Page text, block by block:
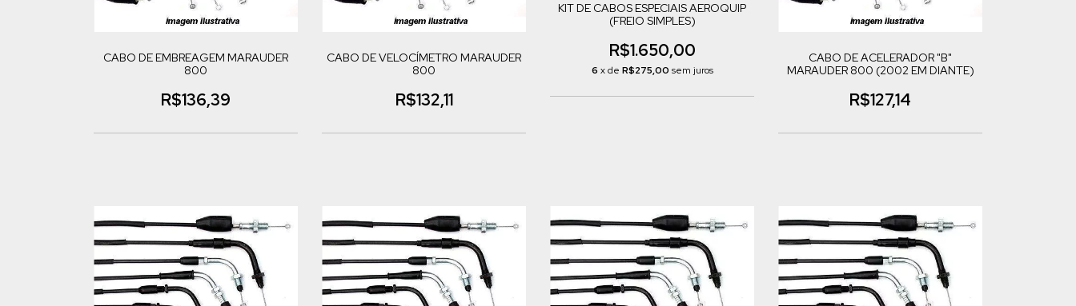
CABO DE EMBREAGEM MARAUDER
800
R$136,39
CABO DE VELOCÍMETRO MARAUDER
800
R$132,11
KIT DE CABOS ESPECIAIS AEROQUIP
(FREIO SIMPLES)
R$1.650,00
6 x de R$275,00 sem juros
CABO DE ACELERADOR "B"
MARAUDER 800 (2002 EM DIANTE)
R$127,14